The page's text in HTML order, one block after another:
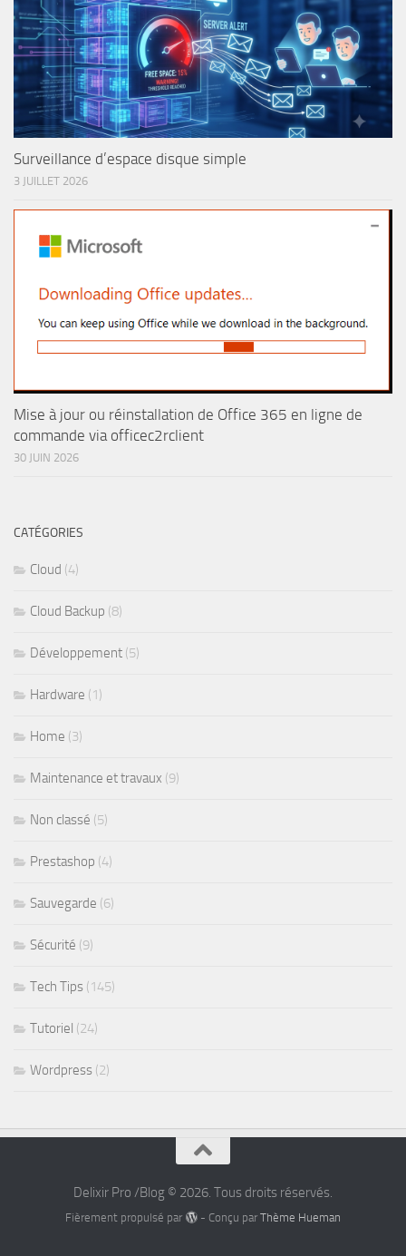
Surveillance d’espace disque simple
3 JUILLET 2026
Mise à jour ou réinstallation de Office 365 en ligne de
commande via officec2rclient
30 JUIN 2026
CATÉGORIES
Cloud (4)
Cloud Backup (8)
Développement (5)
Hardware (1)
Home (3)
Maintenance et travaux (9)
Non classé (5)
Prestashop (4)
Sauvegarde (6)
Sécurité (9)
Tech Tips (145)
Tutoriel (24)
Wordpress (2)
Delixir Pro /Blog © 2026. Tous droits réservés.
Fièrement propulsé par - Conçu par Thème Hueman